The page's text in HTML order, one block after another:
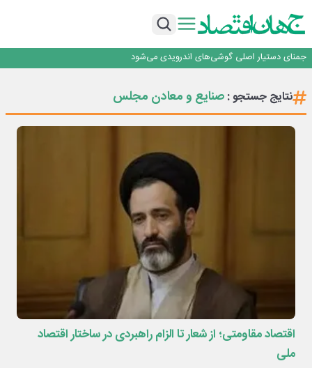
ایران، شریک راهبردی اتحادیه اقتصادی اوراسیا در مسیر توسعه تجارت و همگرایی
جمنای دستیار اصلی گوشی‌های اندرویدی می‌شود
برگزاری آیین نکوداشت فعالان مواکب مرز شلمچه توسط شهرداری منطقه یک
ایران، شریک راهبردی اتحادیه اقتصادی اوراسیا در مسیر توسعه تجارت و همگرایی
نتایج جستجو :صنایع و معادن مجلس
اقتصاد مقاومتی؛ از شعار تا الزام راهبردی در ساختار اقتصاد
ملی